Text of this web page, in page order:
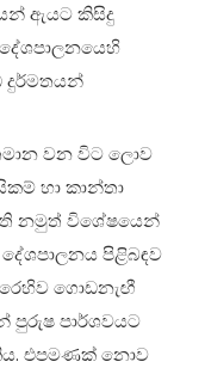
ඇයට කිසිදු
දුර්මතයන්
වන විට ලොව
හා කාන්තා
නමුත් විශේෂයෙන්
පිළිබඳව
ගොඩනැඟී
පුරුෂ පාර්ශවයට
එපමණක් නොව